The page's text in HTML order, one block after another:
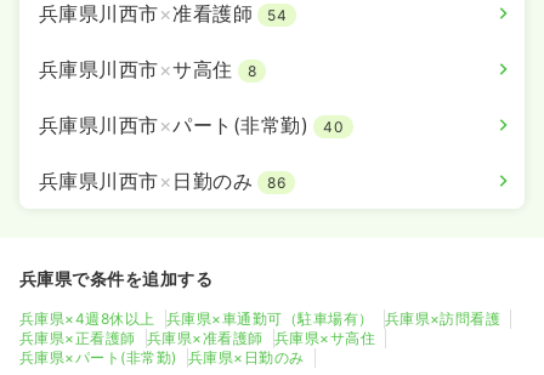
兵庫県川西市×准看護師 54
兵庫県川西市×サ高住 8
兵庫県川西市×パート(非常勤) 40
兵庫県川西市× 日勤のみ 86
兵庫県で条件を追加する
兵庫県×4週8休以上 兵庫県×車通勤可（駐車場有）
兵庫県×訪問看護
兵庫県×正看護師
兵庫県×准看護師
兵庫県×サ高住
兵庫県×パート(非常勤)
兵庫県×日勤のみ